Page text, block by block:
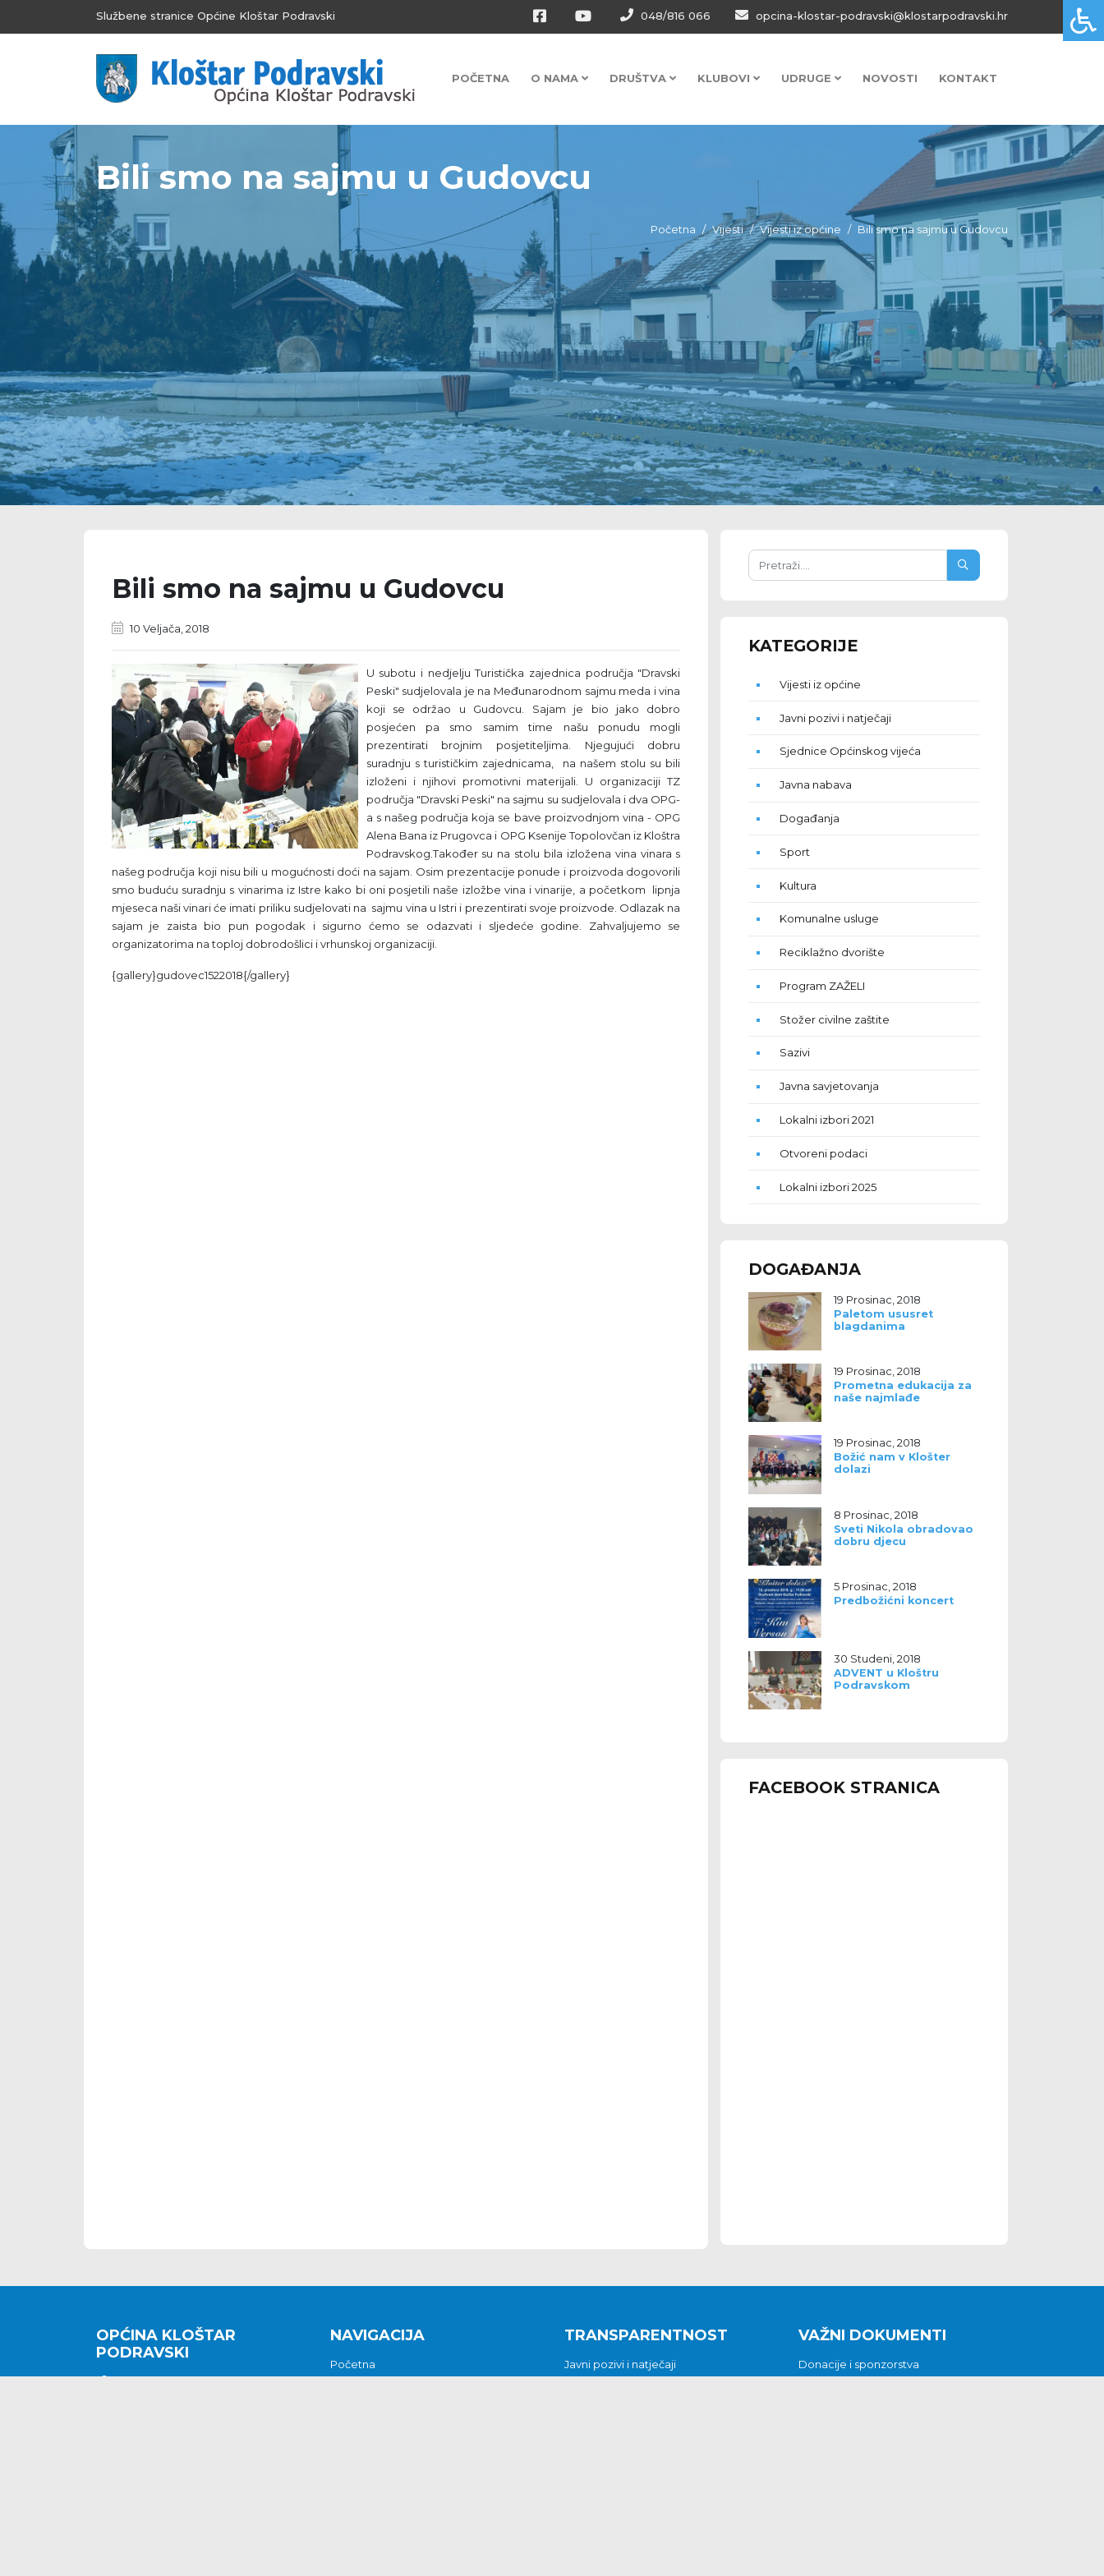
Službene stranice Općine Kloštar Podravski 048/816 066 opcina-klostar-podravski@klostarpodravski.hr
POČETNA O NAMA DRUŠTVA KLUBOVI UDRUGE NOVOSTI KONTAKT
Bili smo na sajmu u Gudovcu
Početna Vijesti Vijesti iz općine Bili smo na sajmu u Gudovcu
Bili smo na sajmu u Gudovcu
10 Veljača, 2018
U subotu i nedjelju Turistička zajednica područja "Dravski
Peski" sudjelovala je na Međunarodnom sajmu meda i vina
koji se održao u Gudovcu. Sajam je bio jako dobro
posjećen pa smo samim time našu ponudu mogli
prezentirati brojnim posjetiteljima. Njegujući dobru
suradnju s turističkim zajednicama, na našem stolu su bili
izloženi i njihovi promotivni materijali. U organizaciji TZ
područja "Dravski Peski" na sajmu su sudjelovala i dva OPG-
a s našeg područja koja se bave proizvodnjom vina - OPG
Alena Bana iz Prugovca i OPG Ksenije Topolovčan iz Kloštra
Podravskog.Također su na stolu bila izložena vina vinara s
našeg područja koji nisu bili u mogućnosti doći na sajam. Osim prezentacije ponude i proizvoda dogovorili
smo buduću suradnju s vinarima iz Istre kako bi oni posjetili naše izložbe vina i vinarije, a početkom lipnja
mjeseca naši vinari će imati priliku sudjelovati na sajmu vina u Istri i prezentirati svoje proizvode. Odlazak na
sajam je zaista bio pun pogodak i sigurno ćemo se odazvati i sljedeće godine. Zahvaljujemo se
organizatorima na toploj dobrodošlici i vrhunskoj organizaciji.
{gallery}gudovec1522018{/gallery}
KATEGORIJE
Vijesti iz općine
Javni pozivi i natječaji
Sjednice Općinskog vijeća
Javna nabava
Događanja
Sport
Kultura
Komunalne usluge
Reciklažno dvorište
Program ZAŽELI
Stožer civilne zaštite
Sazivi
Javna savjetovanja
Lokalni izbori 2021
Otvoreni podaci
Lokalni izbori 2025
DOGAĐANJA
19 Prosinac, 2018
Paletom ususret
blagdanima
19 Prosinac, 2018
Prometna edukacija za
naše najmlađe
19 Prosinac, 2018
Božić nam v Klošter
dolazi
8 Prosinac, 2018
Sveti Nikola obradovao
dobru djecu
5 Prosinac, 2018
Predbožićni koncert
30 Studeni, 2018
ADVENT u Kloštru
Podravskom
FACEBOOK STRANICA
OPĆINA KLOŠTAR
PODRAVSKI
NAVIGACIJA
Početna
TRANSPARENTNOST
Javni pozivi i natječaji
VAŽNI DOKUMENTI
Donacije i sponzorstva